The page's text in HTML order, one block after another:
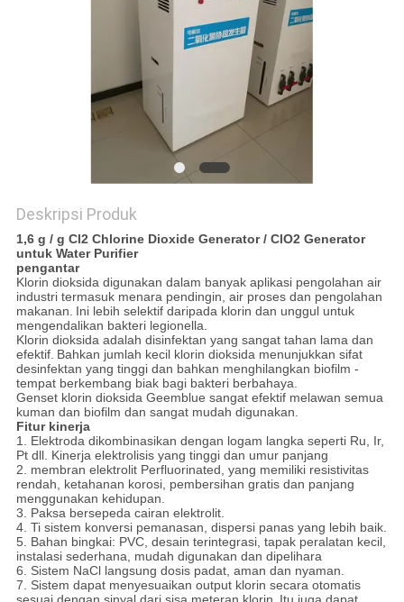
KEBIJAKAN
PRIBADI
Deskripsi Produk
1,6 g / g Cl2 Chlorine Dioxide Generator / ClO2 Generator
untuk Water Purifier
pengantar
Klorin dioksida digunakan dalam banyak aplikasi pengolahan air
industri termasuk menara pendingin, air proses dan pengolahan
makanan. Ini lebih selektif daripada klorin dan unggul untuk
mengendalikan bakteri legionella.
Klorin dioksida adalah disinfektan yang sangat tahan lama dan
efektif. Bahkan jumlah kecil klorin dioksida menunjukkan sifat
desinfektan yang tinggi dan bahkan menghilangkan biofilm -
tempat berkembang biak bagi bakteri berbahaya.
Genset klorin dioksida Geemblue sangat efektif melawan semua
kuman dan biofilm dan sangat mudah digunakan.
Fitur kinerja
1. Elektroda dikombinasikan dengan logam langka seperti Ru, Ir,
Pt dll. Kinerja elektrolisis yang tinggi dan umur panjang
2. membran elektrolit Perfluorinated, yang memiliki resistivitas
rendah, ketahanan korosi, pembersihan gratis dan panjang
menggunakan kehidupan.
3. Paksa bersepeda cairan elektrolit.
4. Ti sistem konversi pemanasan, dispersi panas yang lebih baik.
5. Bahan bingkai: PVC, desain terintegrasi, tapak peralatan kecil,
instalasi sederhana, mudah digunakan dan dipelihara
6. Sistem NaCl langsung dosis padat, aman dan nyaman.
7. Sistem dapat menyesuaikan output klorin secara otomatis